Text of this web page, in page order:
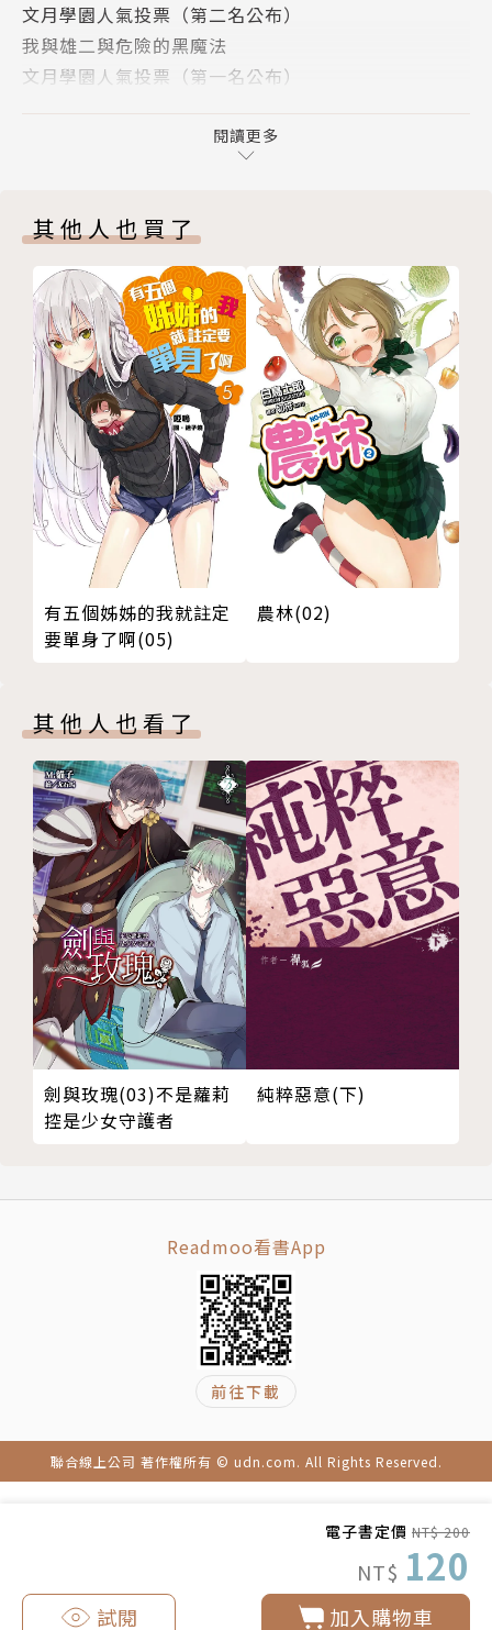
電子書定價 NT$ 200
NT$ 120
加入購物車
試閱
文月學園人氣投票（第二名公布）
我與雄二與危險的黑魔法
文月學園人氣投票（第一名公布）
文月學園人氣投票（附錄）
版權頁
閱讀更多
其他人也買了
有五個姊姊的我就註定
要單身了啊(05)
農林(02)
其他人也看了
劍與玫瑰(03)不是蘿莉
控是少女守護者
純粹惡意(下)
Readmoo看書App
前往下載
聯合線上公司 著作權所有 © udn.com. All Rights Reserved.